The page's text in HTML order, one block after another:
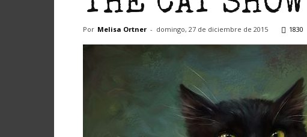
Por Melisa Ortner - domingo, 27 de diciembre de 2015 1830